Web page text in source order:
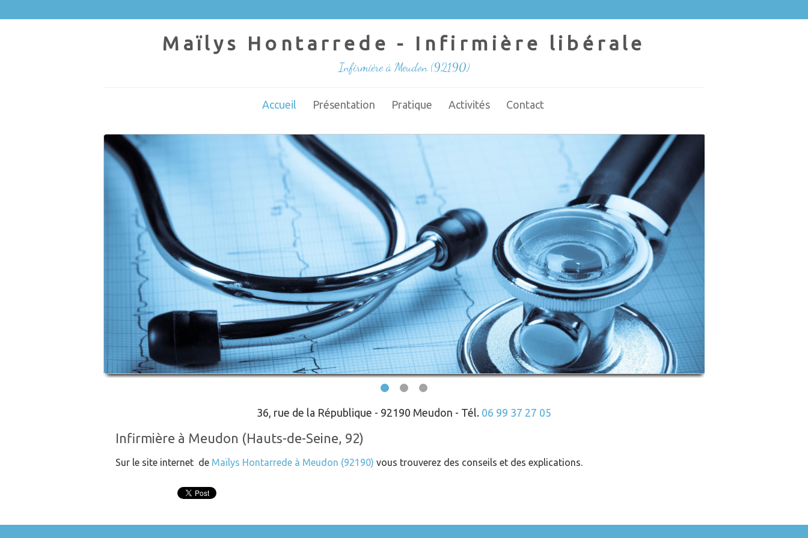
Maïlys Hontarrede - Infirmière libérale
Infirmière à Meudon (92190)
Accueil Présentation Pratique Activités Contact
36, rue de la République - 92190 Meudon - Tél. 06 99 37 27 05
Infirmière à Meudon (Hauts-de-Seine, 92)
Sur le site internet de Maïlys Hontarrede à Meudon (92190) vous trouverez des conseils et des explications.